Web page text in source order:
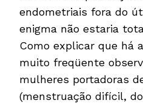
endometriais fora do
enigma não estaria
Como explicar que há
muito freqüente
mulheres portadoras
(menstruação difícil,